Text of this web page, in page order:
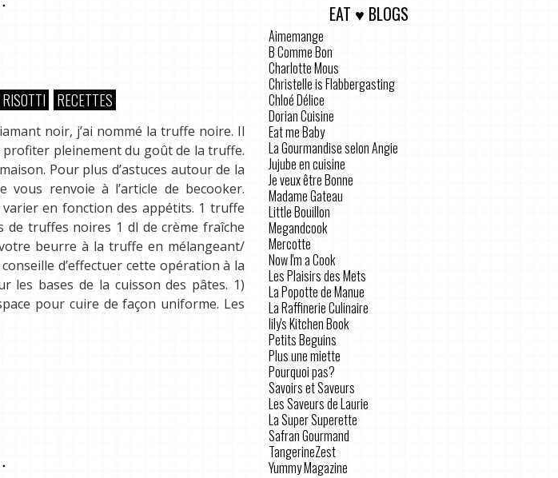
RECETTES
noir, j’ai nommé la truffe noire. Il
profiter pleinement du goût de la truffe.
Pour plus d’astuces autour de la
renvoie à l’article de becooker.
en fonction des appétits. 1 truffe
truffes noires 1 dl de crème fraîche
beurre à la truffe en mélangeant/
d’effectuer cette opération à la
les bases de la cuisson des pâtes. 1)
pour cuire de façon uniforme. Les
EAT ♥ BLOGS
Aimemange
B Comme Bon
Charlotte Mous
Christelle is Flabbergasting
Chloé Délice
Dorian Cuisine
Eat me Baby
La Gourmandise selon Angie
Jujube en cuisine
Je veux être Bonne
Madame Gateau
Little Bouillon
Megandcook
Mercotte
Now I'm a Cook
Les Plaisirs des Mets
La Popotte de Manue
La Raffinerie Culinaire
lily's Kitchen Book
Petits Beguins
Plus une miette
Pourquoi pas?
Savoirs et Saveurs
Les Saveurs de Laurie
La Super Superette
Safran Gourmand
TangerineZest
Yummy Magazine